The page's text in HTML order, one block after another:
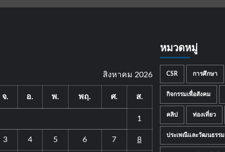
สิงหาคม 2026
จ. อ. พ. พฤ. ศ. ส.
1
3 4 5 6 7 8
หมวดหมู่
CSR การศึกษา
กิจกรรมเพื่อสังคม
คลิป ท่องเที่ยว
ประเพณีและวัฒนธรรม